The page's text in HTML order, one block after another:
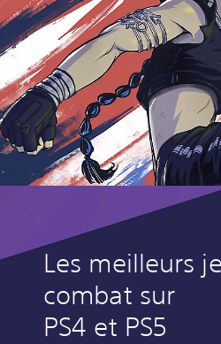
Les meilleurs
combat sur
PS4 et PS5